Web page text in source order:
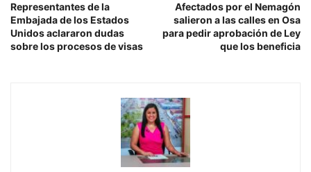
Representantes de la
Embajada de los Estados
Unidos aclararon dudas
sobre los procesos de visas
Afectados por el Nemagón
salieron a las calles en Osa
para pedir aprobación de Ley
que los beneficia